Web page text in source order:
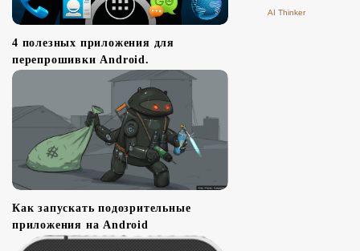
4 полезных приложения для
перепрошивки Android.
Как запускать подозрительные
приложения на Android
AI Thinker